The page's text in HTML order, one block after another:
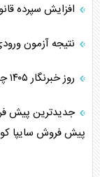
افزایش سپرده
نتیجه آزمون ورودی
روز خبرنگار ۱۴۰۵ چه روزی است؟ + پیام تبریک روز خبرنگار ۱۴۰۵
پیش فروش سایپا کوییک